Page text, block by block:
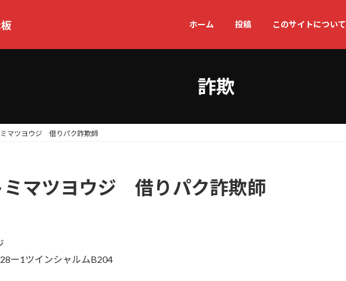
ホーム 投稿 このサイトについて
詐欺
マツヨウジ 借りパク詐欺師
マツヨウジ 借りパク詐欺師
ー1ツインシャルムB204